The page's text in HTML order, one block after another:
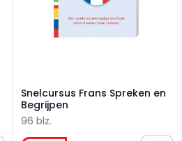
Snelcursus Frans Spreken en
Begrijpen
96 blz.